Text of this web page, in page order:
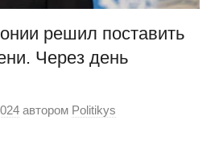
решил поставить
Через день
автором Politikys